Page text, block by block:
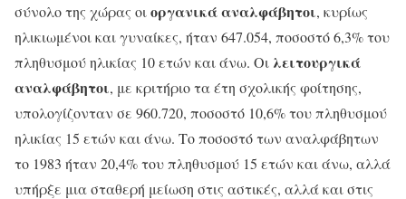
σύνολο της χώρας οιοργανικά αναλφάβητοι, κυρίως
ηλικιωμένοι και γυναίκες, ήταν 647.054, ποσοστό 6,3% του
πληθυσμού ηλικίας 10 ετών και άνω. Οι λειτουργικά
αναλφάβητοι, με κριτήριο τα έτη σχολικής φοίτησης,
υπολογίζονταν σε 960.720, ποσοστό 10,6% του πληθυσμού
ηλικίας 15 ετών και άνω. Το ποσοστό των αναλφάβητων
το 1983 ήταν 20,4% του πληθυσμού 15 ετών και άνω, αλλά
υπήρξε μια σταθερή μείωση στις αστικές, αλλά και στις